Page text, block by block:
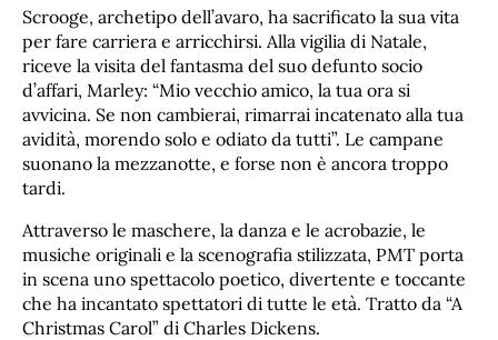
Scrooge, archetipo dell’avaro, ha sacrificato la sua vita
per fare carriera e arricchirsi. Alla vigilia di Natale,
riceve la visita del fantasma del suo defunto socio
d’affari, Marley: “Mio vecchio amico, la tua ora si
avvicina. Se non cambierai, rimarrai incatenato alla tua
avidità, morendo solo e odiato da tutti”. Le campane
suonano la mezzanotte, e forse non è ancora troppo
tardi.
Attraverso le maschere, la danza e le acrobazie, le
musiche originali e la scenografia stilizzata, PMT porta
in scena uno spettacolo poetico, divertente e toccante
che ha incantato spettatori di tutte le età. Tratto da “A
Christmas Carol” di Charles Dickens.